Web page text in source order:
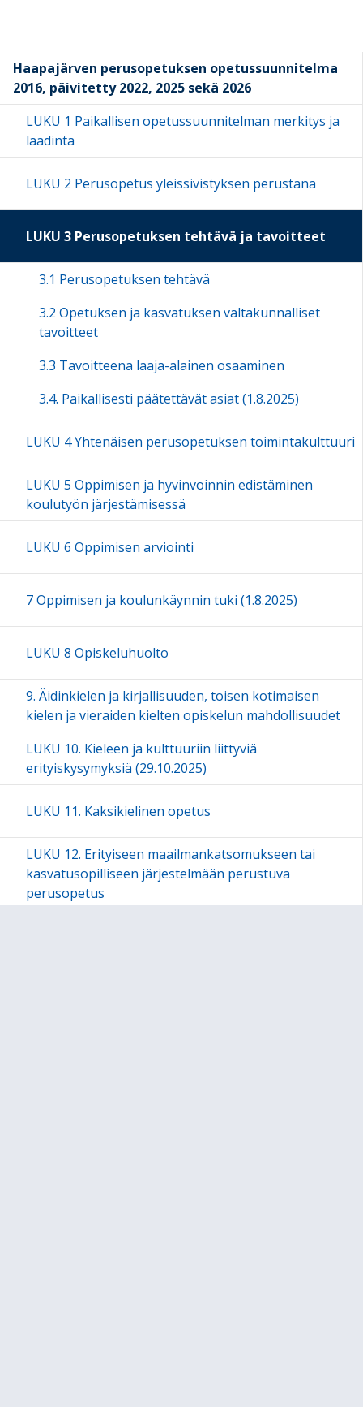
Haapajärven perusopetuksen opetussuunnitelma
2016, päivitetty 2022, 2025 sekä 2026
LUKU 1 Paikallisen opetussuunnitelman merkitys ja
laadinta
LUKU 2 Perusopetus yleissivistyksen perustana
LUKU 3 Perusopetuksen tehtävä ja tavoitteet
3.1 Perusopetuksen tehtävä
3.2 Opetuksen ja kasvatuksen valtakunnalliset
tavoitteet
3.3 Tavoitteena laaja-alainen osaaminen
3.4. Paikallisesti päätettävät asiat (1.8.2025)
LUKU 4 Yhtenäisen perusopetuksen toimintakulttuuri
LUKU 5 Oppimisen ja hyvinvoinnin edistäminen
koulutyön järjestämisessä
LUKU 6 Oppimisen arviointi
7 Oppimisen ja koulunkäynnin tuki (1.8.2025)
LUKU 8 Opiskeluhuolto
9. Äidinkielen ja kirjallisuuden, toisen kotimaisen
kielen ja vieraiden kielten opiskelun mahdollisuudet
LUKU 10. Kieleen ja kulttuuriin liittyviä
erityiskysymyksiä (29.10.2025)
LUKU 11. Kaksikielinen opetus
LUKU 12. Erityiseen maailmankatsomukseen tai
kasvatusopilliseen järjestelmään perustuva
perusopetus